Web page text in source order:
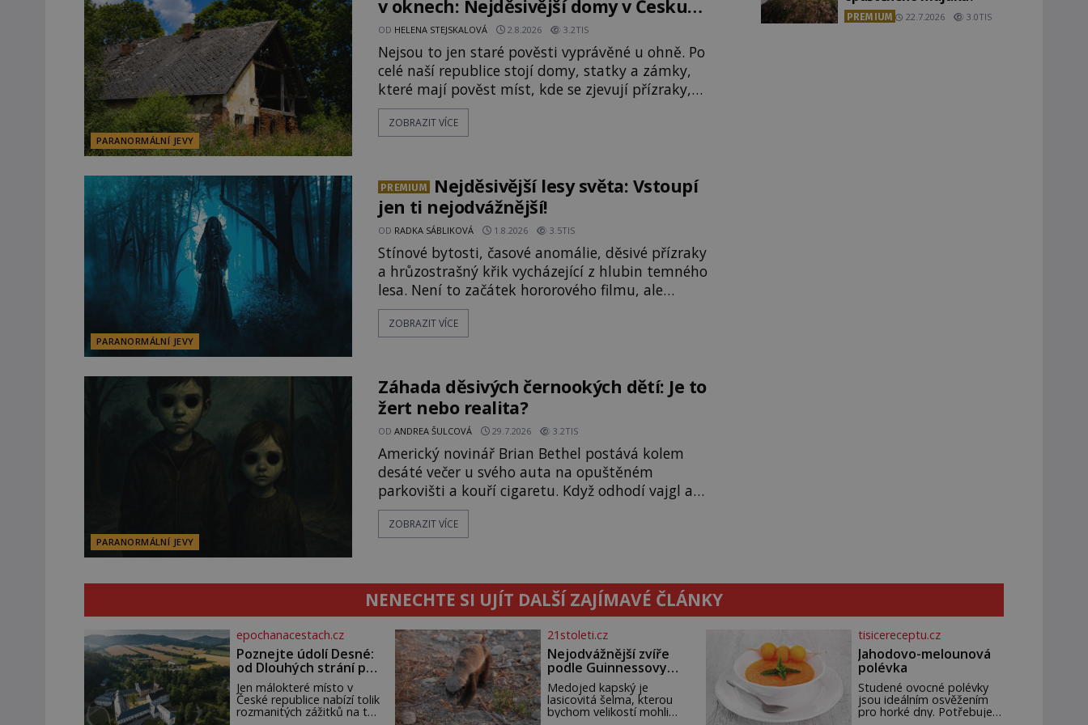
PARANORMÁLNÍ JEVY
v oknech: Nejděsivější domy v Česku
budí hrůzu
OD HELENA STEJSKALOVÁ 2.8.2026 3.2TIS
Nejsou to jen staré pověsti vyprávěné u ohně. Po
celé naší republice stojí domy, statky a zámky,
které mají pověst míst, kde se zjevují přízraky,
ozývají nevysvětlitelné zvuky nebo se dějí
podivné jevy. Zatímco historici většinou hledají
svědectví po celé generace. A právě tato opakující
se svědectví ud
ZOBRAZIT VÍCE
PARANORMÁLNÍ JEVY
PREMIUM
Nejděsivější lesy světa: Vstoupí
jen ti nejodvážnější!
OD RADKA SÁBLIKOVÁ 1.8.2026 3.5TIS
Stínové bytosti, časové anomálie, děsivé přízraky
a hrůzostrašný křik vycházející z hlubin temného
lesa. Není to začátek hororového filmu, ale
události, které popisují návštěvníci lesů, které
jsou označovány jako nejděsivější na světě. Lidé
A odvážili byste se je navštívit? [gallery ids="17
ZOBRAZIT VÍCE
PARANORMÁLNÍ JEVY
Záhada děsivých černookých dětí: Je to
žert nebo realita?
ODANDREA ŠULCOVÁ 29.7.2026 3.2TIS
Americký novinář Brian Bethel postává kolem
desáté večer u svého auta na opuštěném
parkovišti a kouří cigaretu. Když odhodí vajgl a
chystá se nastoupit do auta, přijdou k němu dva
mladí chlapci, kterým může být okolo 14 let.
zeptá se suverénně jeden z nich. P
ZOBRAZIT VÍCE
PREMIUM 22.7.2026 3.0TIS
NENECHTE SI UJÍT DALŠÍ ZAJÍMAVÉ ČLÁNKY
epochanacestach.cz
Poznejte údolí Desné:
od Dlouhých strání po
termální prameny
Jen málokteré místo v
České republice nabízí tolik
rozmanitých zážitků na tak
21stoleti.cz
Nejodvážnější zvíře
podle Guinnessovy
knihy rekordů?
Šelmička s pruhem na
hřbetě!
Medojed kapský je
lasicovitá šelma, kterou
bychom velikostí mohli
tisicereceptu.cz
Jahodovo-melounová
polévka
Studené ovocné polévky
jsou ideálním osvěžením
pro horké dny. Potřebujete